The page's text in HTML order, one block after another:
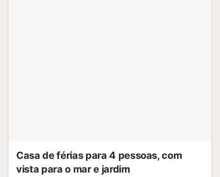
Casa de férias para 4 pessoas, com
vista para o mar e jardim